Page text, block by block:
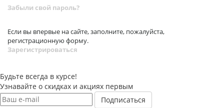
Забыли свой пароль?
Если вы впервые на сайте, заполните, пожалуйста,
регистрационную форму.
Зарегистрироваться
Будьте всегда в курсе!
Узнавайте о скидках и акциях первым